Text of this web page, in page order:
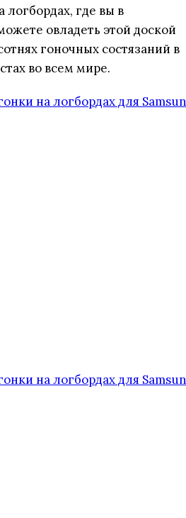
где вы в
овладеть этой доской
гоночных состязаний в
во всем мире.